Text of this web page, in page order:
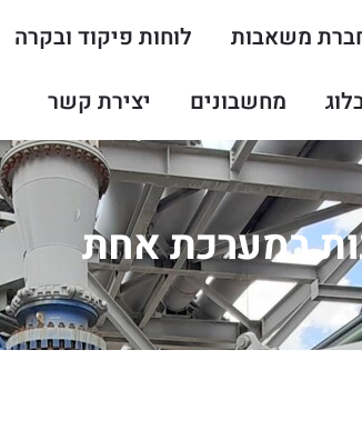
משאבות לוחות פיקוד ובקרה
מחשבונים יצירת קשר
במערכת אחת